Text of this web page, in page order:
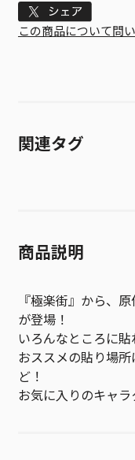
Tweet
この商品について問
関連タグ
商品説明
『極楽街』から、
が登場！
いろんなところに
おススメの貼り場
ど！
お気に入りのキャ